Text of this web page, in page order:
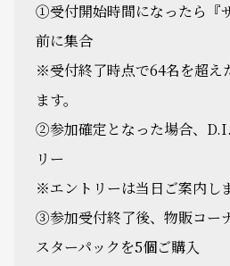
①受付開始時間になったら『
前に集合
※受付終了時点で64名を超え
ます。
②参加確定となった場合、
リー
※エントリーは当日ご案内しま
③参加受付終了後、物販コー
スターパックを5個ご購入